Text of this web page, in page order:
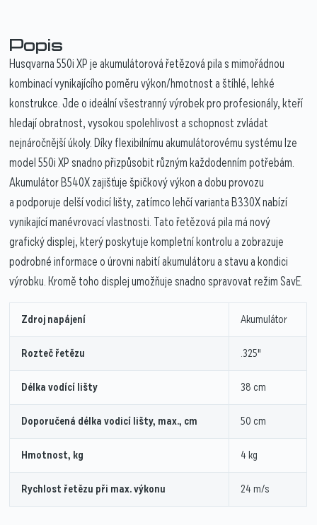
Popis
Husqvarna 550i XP je akumulátorová řetězová pila s mimořádnou
kombinací vynikajícího poměru výkon/hmotnost a štíhlé, lehké
konstrukce. Jde o ideální všestranný výrobek pro profesionály, kteří
hledají obratnost, vysokou spolehlivost a schopnost zvládat
nejnáročnější úkoly. Díky flexibilnímu akumulátorovému systému lze
model 550i XP snadno přizpůsobit různým každodenním potřebám.
Akumulátor B540X zajišťuje špičkový výkon a dobu provozu
a podporuje delší vodicí lišty, zatímco lehčí varianta B330X nabízí
vynikající manévrovací vlastnosti. Tato řetězová pila má nový
grafický displej, který poskytuje kompletní kontrolu a zobrazuje
podrobné informace o úrovni nabití akumulátoru a stavu a kondici
výrobku. Kromě toho displej umožňuje snadno spravovat režim SavE.
Zdroj napájení Akumulátor
Rozteč řetězu .325"
Délka vodící lišty 38 cm
Doporučená délka vodicí lišty, max., cm 50 cm
Hmotnost, kg 4 kg
Rychlost řetězu při max. výkonu 24 m/s